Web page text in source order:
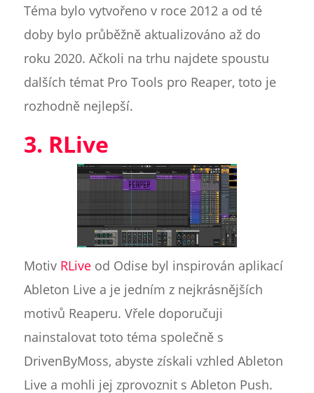
Téma bylo vytvořeno v roce 2012 a od té
doby bylo průběžně aktualizováno až do
roku 2020. Ačkoli na trhu najdete spoustu
dalších témat Pro Tools pro Reaper, toto je
rozhodně nejlepší.
3. RLive
Motiv RLiveod Odise byl inspirován aplikací
Ableton Live a je jedním z nejkrásnějších
motivů Reaperu. Vřele doporučuji
nainstalovat toto téma společně s
DrivenByMoss, abyste získali vzhled Ableton
Live a mohli jej zprovoznit s Ableton Push.